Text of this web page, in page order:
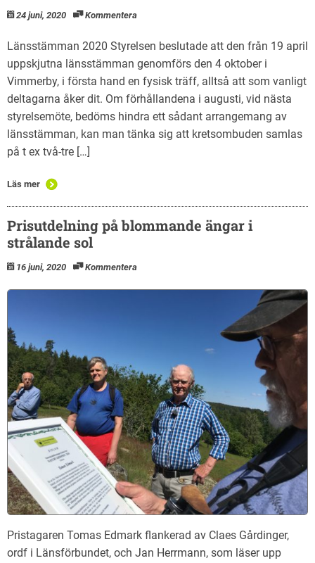
24 juni, 2020 Kommentera
Länsstämman 2020 Styrelsen beslutade att den från 19 april
uppskjutna länsstämman genomförs den 4 oktober i
Vimmerby, i första hand en fysisk träff, alltså att som vanligt
deltagarna åker dit. Om förhållandena i augusti, vid nästa
styrelsemöte, bedöms hindra ett sådant arrangemang av
länsstämman, kan man tänka sig att kretsombuden samlas
på t ex två-tre […]
Läs mer
Prisutdelning på blommande ängar i
strålande sol
16 juni, 2020 Kommentera
Pristagaren Tomas Edmark flankerad av Claes Gårdinger,
ordf i Länsförbundet, och Jan Herrmann, som läser upp